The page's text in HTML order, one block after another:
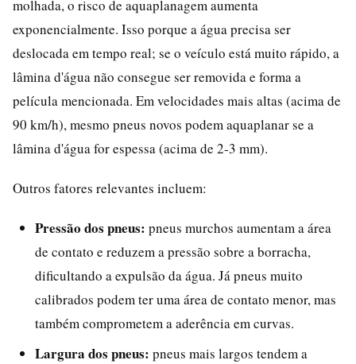
molhada, o risco de aquaplanagem aumenta
exponencialmente. Isso porque a água precisa ser
deslocada em tempo real; se o veículo está muito rápido, a
lâmina d'água não consegue ser removida e forma a
película mencionada. Em velocidades mais altas (acima de
90 km/h), mesmo pneus novos podem aquaplanar se a
lâmina d'água for espessa (acima de 2-3 mm).
Outros fatores relevantes incluem:
Pressão dos pneus: pneus murchos aumentam a área
de contato e reduzem a pressão sobre a borracha,
dificultando a expulsão da água. Já pneus muito
calibrados podem ter uma área de contato menor, mas
também comprometem a aderência em curvas.
Largura dos pneus: pneus mais largos tendem a